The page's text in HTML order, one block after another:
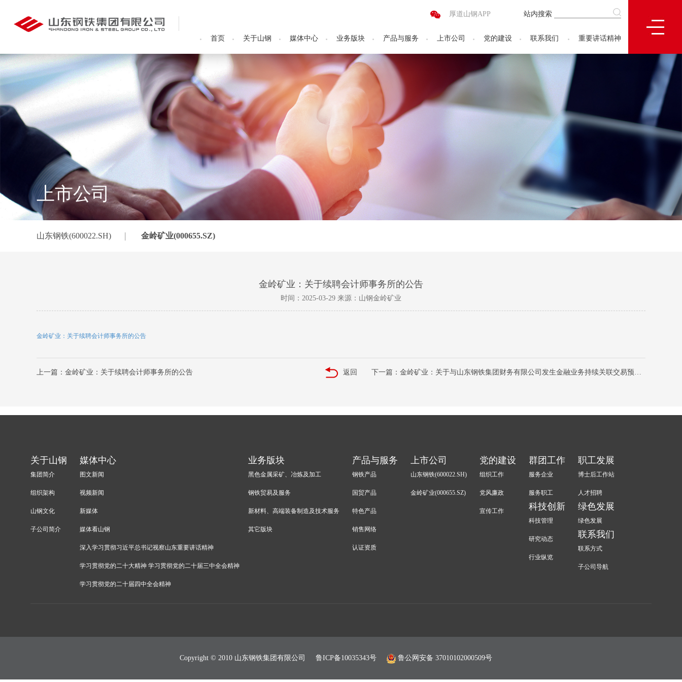
厚道山钢APP 站内搜索
首页 关于山钢 媒体中心 业务版块 产品与服务 上市公司 党的建设 联系我们 重要讲话精神
上市公司
山东钢铁(600022.SH) | 金岭矿业(000655.SZ)
金岭矿业：关于续聘会计师事务所的公告
时间：2025-03-29 来源：山钢金岭矿业
金岭矿业：关于续聘会计师事务所的公告
上一篇：金岭矿业：关于续聘会计师事务所的公告 返回 下一篇：金岭矿业：关于与山东钢铁集团财务有限公司发生金融业务持续关联交易预计的公告
关于山钢
集团简介
组织架构
山钢文化
子公司简介
媒体中心
图文新闻
视频新闻
新媒体
媒体看山钢
深入学习贯彻习近平总书记视察山东重要讲话精神
学习贯彻党的二十大精神 学习贯彻党的二十届三中全会精神
学习贯彻党的二十届四中全会精神
业务版块
黑色金属采矿、冶炼及加工
钢铁贸易及服务
新材料、高端装备制造及技术服务
其它版块
产品与服务
钢铁产品
国贸产品
特色产品
销售网络
认证资质
上市公司
山东钢铁(600022.SH)
金岭矿业(000655.SZ)
党的建设
组织工作
党风廉政
宣传工作
群团工作
服务企业
服务职工
职工发展
博士后工作站
人才招聘
科技创新
科技管理
研究动态
行业纵览
绿色发展
绿色发展
联系我们
联系方式
子公司导航
Copyright © 2010 山东钢铁集团有限公司 鲁ICP备10035343号 鲁公网安备 37010102000509号